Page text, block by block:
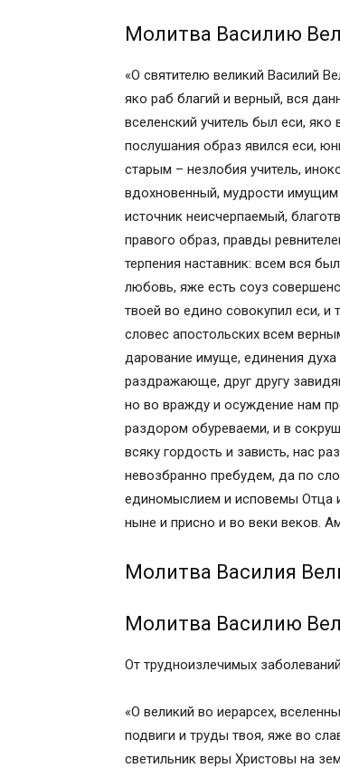
Молитва третья
Молитва пятая, ко
Молитва от осквернения
Молитва Василию
«О святителю великий Василий
яко раб благий и верный, вся
вселенский учитель был еси,
послушания образ явился еси,
старым – незлобия учитель,
вдохновенный, мудрости имущим
источник неисчерпаемый,
правого образ, правды
терпения наставник: всем вся
любовь, яже есть соуз
твоей во едино совокупил еси,
словес апостольских всем
дарование имуще, единения
раздражающе, друг другу
но во вражду и осуждение нам
раздором обуреваеми, и в
всяку гордость и зависть, нас
невозбранно пребудем, да по
единомыслием и исповемы Отца
ныне и присно и во веки веков.
Молитва Василия
Молитва Василию
От трудноизлечимых
«О великий во иерарсех,
подвиги и труды твоя, яже во
светильник веры Христовы на